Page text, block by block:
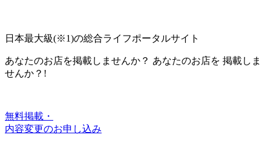
日本最大級(※1)の総合ライフポータルサイト
あなたのお店を掲載しませんか？ あなたのお店を 掲載しま
せんか？!
無料掲載・
内容変更のお申し込み